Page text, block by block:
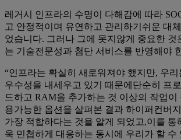
레거시 인프라의 수명이 다해감에 따라
고 안정적이며 유연하고 관리하기쉬운 대
었습니다. 그러나 그에 못지않게 중요한 것
는 기술전문성과 첨단 서비스를 반영해야
“인프라는 확실히 새로워져야 했지만, 우
우수성을 내세우고 있기 때문에단순히 프
드하고 RAM을 추가하는 것 이상의 작업이
용가능한 옵션을 살펴본 결과 하이퍼컨버
가장 적합하다는 것을 알게 되었고,이를 통
욱 민첩하게 대응하는 동시에 우리가 할 수